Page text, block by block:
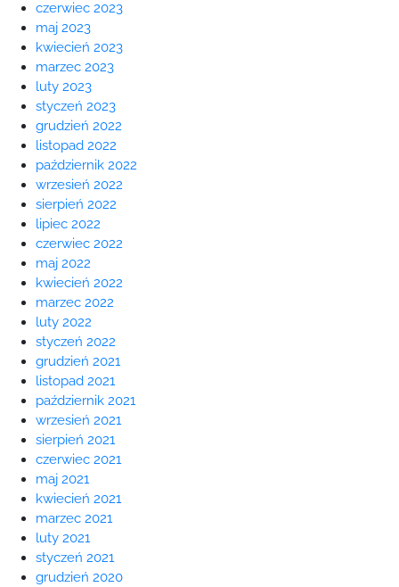
czerwiec 2023
maj 2023
kwiecień 2023
marzec 2023
luty 2023
styczeń 2023
grudzień 2022
listopad 2022
październik 2022
wrzesień 2022
sierpień 2022
lipiec 2022
czerwiec 2022
maj 2022
kwiecień 2022
marzec 2022
luty 2022
styczeń 2022
grudzień 2021
listopad 2021
październik 2021
wrzesień 2021
sierpień 2021
czerwiec 2021
maj 2021
kwiecień 2021
marzec 2021
luty 2021
styczeń 2021
grudzień 2020